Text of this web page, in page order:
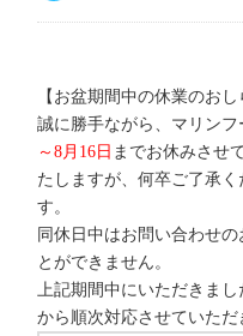
【お盆期間中の休業のおし
誠に勝手ながら、マリン
～8月16日 までお休みさせ
たしますが、何卒ご了承
す。
同休日中はお問い合わせ
とができません。
上記期間中にいただきま
から順次対応させていただ